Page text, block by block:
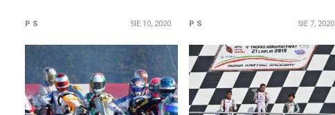
P S SIE 10, 2020 P S SIE 7, 2020
READ MORE READ MORE